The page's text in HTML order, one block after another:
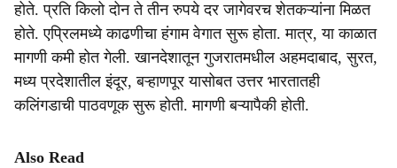
होते. प्रति किलो दोन ते तीन रुपये दर जागेवरच शेतकऱ्यांना मिळत
होते. एप्रिलमध्ये काढणीचा हंगाम वेगात सुरू होता. मात्र, या काळात
मागणी कमी होत गेली. खानदेशातून गुजरातमधील अहमदाबाद, सुरत,
मध्य प्रदेशातील इंदूर, बऱ्हाणपूर यासोबत उत्तर भारतातही
कलिंगडाची पाठवणूक सुरू होती. मागणी बऱ्यापैकी होती.
Also Read